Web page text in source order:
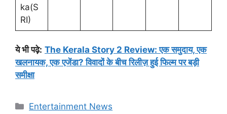
ka(S
RI)
ये भी पढ़े: The Kerala Story 2 Review: एक समुदाय, एक
खलनायक, एक एजेंडा? विवादों के बीच रिलीज़ हुई फिल्म पर बड़ी
समीक्षा
Categories
Entertainment News